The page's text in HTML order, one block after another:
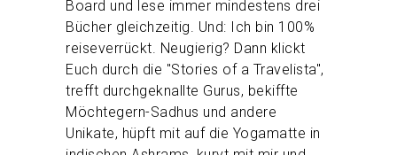
Board und lese immer mindestens drei
Bücher gleichzeitig. Und: Ich bin 100%
reiseverrückt. Neugierig? Dann klickt
Euch durch die "Stories of a Travelista",
trefft durchgeknallte Gurus, bekiffte
Möchtegern-Sadhus und andere
Unikate, hüpft mit auf die Yogamatte in